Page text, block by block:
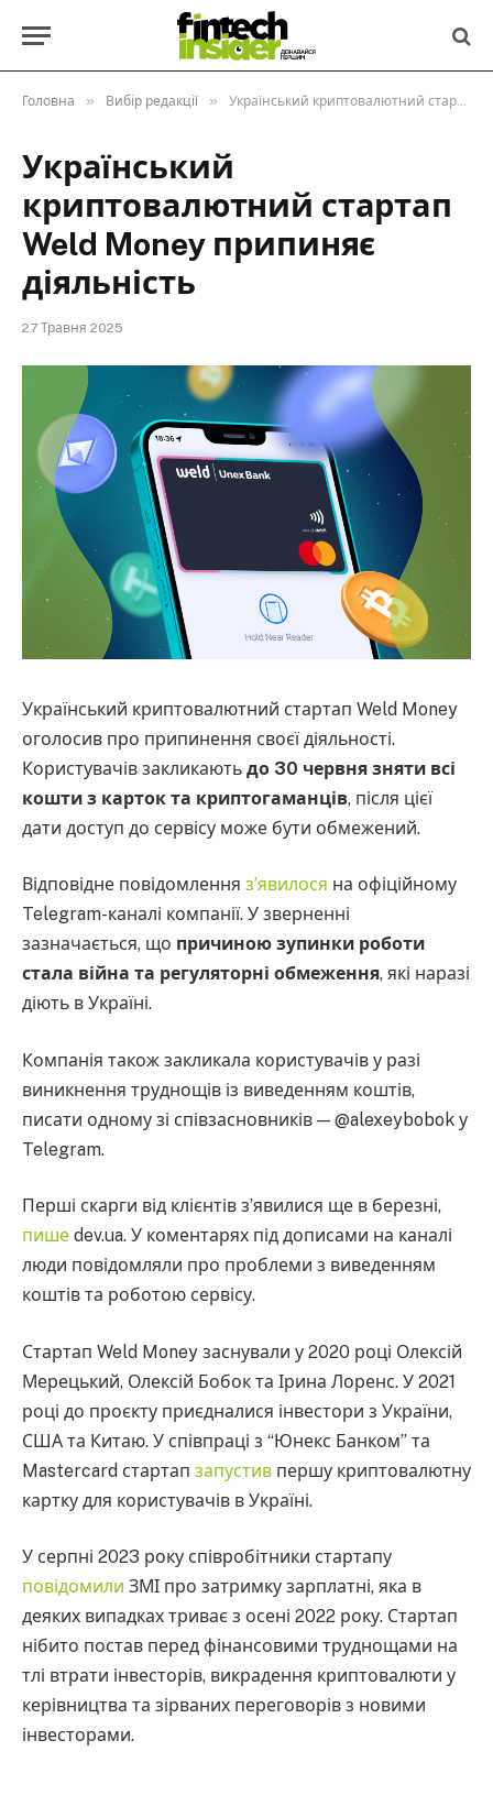
Головна » Вибір редакції » Український криптовалютний стартап Weld Money припиняє діяльність
Український
криптовалютний стартап
Weld Money припиняє
діяльність
27 Травня 2025
Український криптовалютний стартап Weld Money
оголосив про припинення своєї діяльності.
Користувачів закликають до 30 червня зняти всі
кошти з карток та криптогаманців, після цієї
дати доступ до сервісу може бути обмежений.
Відповідне повідомлення з’явилося на офіційному
Telegram-каналі компанії. У зверненні
зазначається, що причиною зупинки роботи
стала війна та регуляторні обмеження, які наразі
діють в Україні.
Компанія також закликала користувачів у разі
виникнення труднощів із виведенням коштів,
писати одному зі співзасновників — @alexeybobok у
Telegram.
Перші скарги від клієнтів з’явилися ще в березні,
пише dev.ua. У коментарях під дописами на каналі
люди повідомляли про проблеми з виведенням
коштів та роботою сервісу.
Стартап Weld Money заснували у 2020 році Олексій
Мерецький, Олексій Бобок та Ірина Лоренс. У 2021
році до проєкту приєдналися інвестори з України,
США та Китаю. У співпраці з “Юнекс Банком” та
Mastercard стартап запустив першу криптовалютну
картку для користувачів в Україні.
У серпні 2023 року співробітники стартапу
повідомили ЗМІ про затримку зарплатні, яка в
деяких випадках триває з осені 2022 року. Стартап
нібито постав перед фінансовими труднощами на
тлі втрати інвесторів, викрадення криптовалюти у
керівництва та зірваних переговорів з новими
інвесторами.